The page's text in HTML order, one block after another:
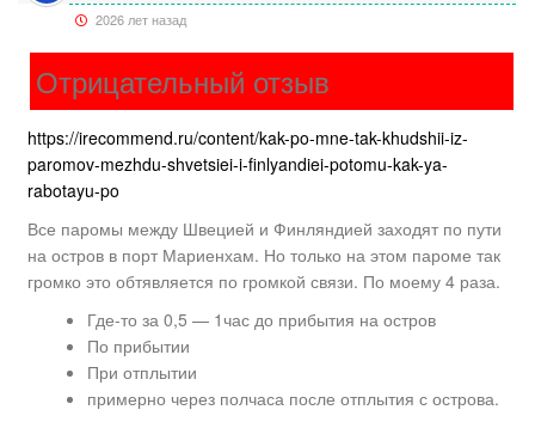
2026 лет назад
Отрицательный отзыв
https://irecommend.ru/content/kak-po-mne-tak-khudshii-iz-
paromov-mezhdu-shvetsiei-i-finlyandiei-potomu-kak-ya-
rabotayu-po
Все паромы между Швецией и Финляндией заходят по пути
на остров в порт Мариенхам. Но только на этом пароме так
громко это обтявляется по громкой связи. По моему 4 раза.
Где-то за 0,5 — 1час до прибытия на остров
По прибытии
При отплытии
примерно через полчаса после отплытия с острова.